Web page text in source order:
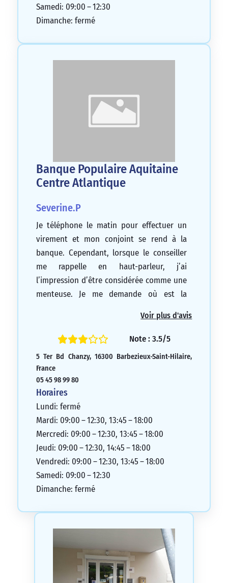
Samedi: 09:00 – 12:30
Dimanche: fermé
Banque Populaire Aquitaine
Centre Atlantique
Severine.P
Je téléphone le matin pour effectuer un
virement et mon conjoint se rend à la
banque. Cependant, lorsque le conseiller
me rappelle en haut-parleur, j’ai
l’impression d’être considérée comme une
menteuse. Je me demande où est la
2/5
Voir plus d'avis
Note : 3.5/5
5 Ter Bd Chanzy, 16300 Barbezieux-Saint-Hilaire,
France
05 45 98 99 80
Horaires
Lundi: fermé
Mardi: 09:00 – 12:30, 13:45 – 18:00
Mercredi: 09:00 – 12:30, 13:45 – 18:00
Jeudi: 09:00 – 12:30, 14:45 – 18:00
Vendredi: 09:00 – 12:30, 13:45 – 18:00
Samedi: 09:00 – 12:30
Dimanche: fermé